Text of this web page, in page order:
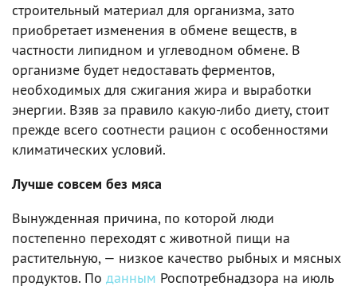
строительный материал для организма, зато
приобретает изменения в обмене веществ, в
частности липидном и углеводном обмене. В
организме будет недоставать ферментов,
необходимых для сжигания жира и выработки
энергии. Взяв за правило какую-либо диету, стоит
прежде всего соотнести рацион с особенностями
климатических условий.
Лучше совсем без мяса
Вынужденная причина, по которой люди
постепенно переходят с животной пищи на
растительную, — низкое качество рыбных и мясных
продуктов. По данным Роспотребнадзора на июль